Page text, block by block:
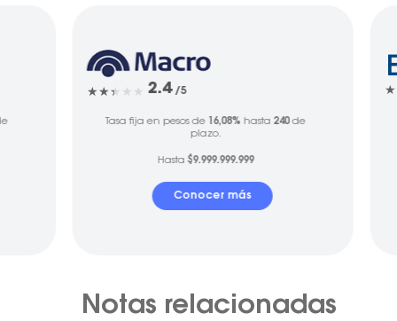
2.4 /5
Tasa fija en pesos de 16,08% hasta 240de
plazo.
Hasta$9.999.999.999
Conocer más
Notas relacionadas